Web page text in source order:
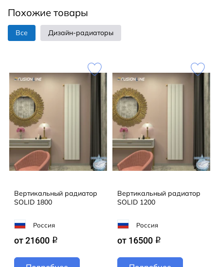
Установка : вертикально/ горизонтально
Гарантия (лет): 10
Страна производства: Россия
задумки в жизнь! Предлагаем не только готовые
модели из каталога FUSIONLINE, но и эксклюзивные
решения для проектов любой сложности. От
стандарта до уникального дизайна — мы сделаем
всё, чтобы ваш интерьер заиграл новыми красками!
Кол-во секций:4;Теплоотдача радиатора
(Вт):1072;Отапливаемая площадь
(M2):11;Цвет:Белый RAL R9003MT мат
Похожие товары
Все Дизайн-радиаторы
Вертикальный радиатор
SOLID 1800
Россия
от 21600 q
Вертикальный радиатор
SOLID 1200
Россия
от 16500 q